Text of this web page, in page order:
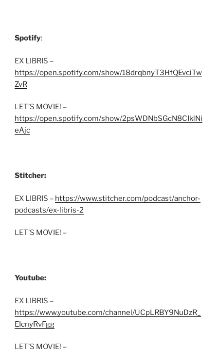
Spotify:
EX LIBRIS –
https://open.spotify.com/show/18drqbnyT3HfQEvciTw
ZvR
LET’S MOVIE! –
https://open.spotify.com/show/2psWDNbSGcN8CIklNi
eAjc
Stitcher:
EX LIBRIS – https://www.stitcher.com/podcast/anchor-
podcasts/ex-libris-2
LET’S MOVIE! –
Youtube:
EX LIBRIS –
https://www.youtube.com/channel/UCpLRBY9NuDzR_
EIcnyRvFgg
LET’S MOVIE! –